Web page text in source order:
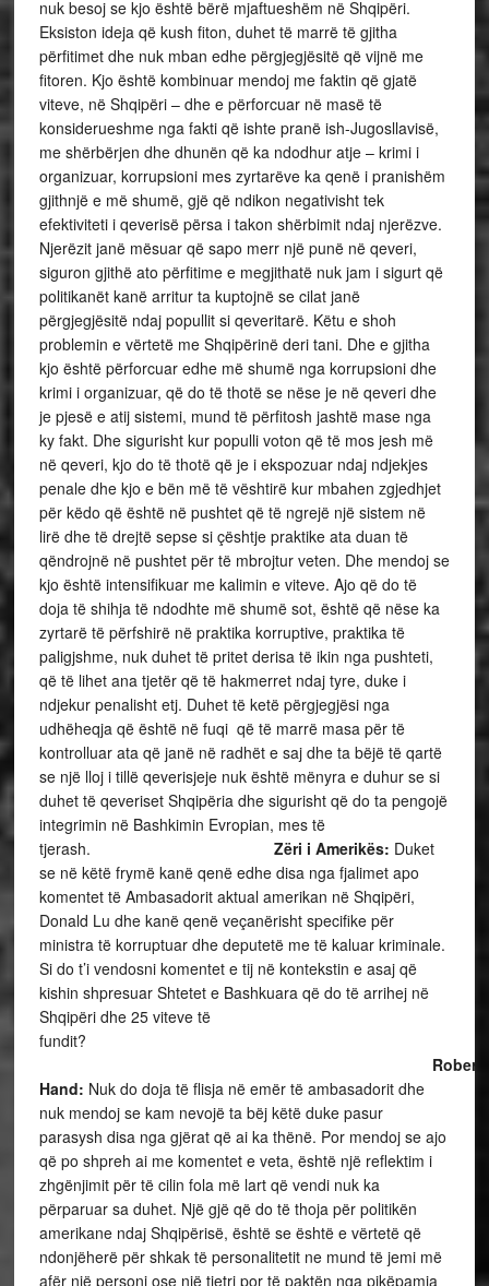
nuk besoj se kjo është bërë mjaftueshëm në Shqipëri.
Eksiston ideja që kush fiton, duhet të marrë të gjitha
përfitimet dhe nuk mban edhe përgjegjësitë që vijnë me
fitoren. Kjo është kombinuar mendoj me faktin që gjatë
viteve, në Shqipëri – dhe e përforcuar në masë të
konsiderueshme nga fakti që ishte pranë ish-Jugosllavisë,
me shërbërjen dhe dhunën që ka ndodhur atje – krimi i
organizuar, korrupsioni mes zyrtarëve ka qenë i pranishëm
gjithnjë e më shumë, gjë që ndikon negativisht tek
efektiviteti i qeverisë përsa i takon shërbimit ndaj njerëzve.
Njerëzit janë mësuar që sapo merr një punë në qeveri,
siguron gjithë ato përfitime e megjithatë nuk jam i sigurt që
politikanët kanë arritur ta kuptojnë se cilat janë
përgjegjësitë ndaj popullit si qeveritarë. Këtu e shoh
problemin e vërtetë me Shqipërinë deri tani. Dhe e gjitha
kjo është përforcuar edhe më shumë nga korrupsioni dhe
krimi i organizuar, që do të thotë se nëse je në qeveri dhe
je pjesë e atij sistemi, mund të përfitosh jashtë mase nga
ky fakt. Dhe sigurisht kur populli voton që të mos jesh më
në qeveri, kjo do të thotë që je i ekspozuar ndaj ndjekjes
penale dhe kjo e bën më të vështirë kur mbahen zgjedhjet
për këdo që është në pushtet që të ngrejë një sistem në
lirë dhe të drejtë sepse si çështje praktike ata duan të
qëndrojnë në pushtet për të mbrojtur veten. Dhe mendoj se
kjo është intensifikuar me kalimin e viteve. Ajo që do të
doja të shihja të ndodhte më shumë sot, është që nëse ka
zyrtarë të përfshirë në praktika korruptive, praktika të
paligjshme, nuk duhet të pritet derisa të ikin nga pushteti,
që të lihet ana tjetër që të hakmerret ndaj tyre, duke i
ndjekur penalisht etj. Duhet të ketë përgjegjësi nga
udhëheqja që është në fuqi që të marrë masa për të
kontrolluar ata që janë në radhët e saj dhe ta bëjë të qartë
se një lloj i tillë qeverisjeje nuk është mënyra e duhur se si
duhet të qeveriset Shqipëria dhe sigurisht që do ta pengojë
integrimin në Bashkimin Evropian, mes të
tjerash. Zëri i Amerikës: Duket
se në këtë frymë kanë qenë edhe disa nga fjalimet apo
komentet të Ambasadorit aktual amerikan në Shqipëri,
Donald Lu dhe kanë qenë veçanërisht specifike për
ministra të korruptuar dhe deputetë me të kaluar kriminale.
Si do t’i vendosni komentet e tij në kontekstin e asaj që
kishin shpresuar Shtetet e Bashkuara që do të arrihej në
Shqipëri dhe 25 viteve të
fundit?
Robert
Hand: Nuk do doja të flisja në emër të ambasadorit dhe
nuk mendoj se kam nevojë ta bëj këtë duke pasur
parasysh disa nga gjërat që ai ka thënë. Por mendoj se ajo
që po shpreh ai me komentet e veta, është një reflektim i
zhgënjimit për të cilin fola më lart që vendi nuk ka
përparuar sa duhet. Një gjë që do të thoja për politikën
amerikane ndaj Shqipërisë, është se është e vërtetë që
ndonjëherë për shkak të personalitetit ne mund të jemi më
afër një personi ose një tjetri por të paktën nga pikëpamja